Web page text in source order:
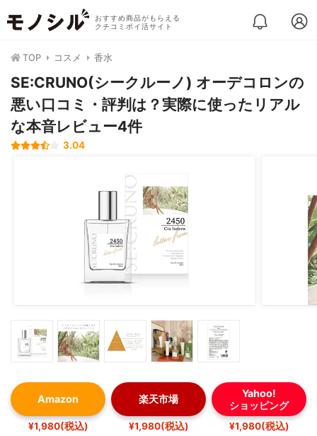
おすすめ商品がもらえる
クチコミポイ活サイト
TOP コスメ 香水
SE:CRUNO(シークルーノ) オーデコロンの
悪い口コミ・評判は？実際に使ったリアル
な本音レビュー4件
3.04
Amazon
¥1,980(税込)
楽天市場
¥1,980(税込)
Yahoo!
ショッピング
¥1,980(税込)